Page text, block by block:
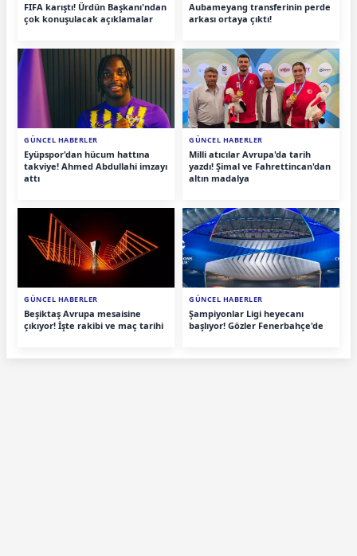
FIFA karıştı! Ürdün Başkanı'ndan
çok konuşulacak açıklamalar
Aubameyang transferinin perde
arkası ortaya çıktı!
GÜNCEL HABERLER
Eyüpspor'dan hücum hattına
takviye! Ahmed Abdullahi imzayı
attı
GÜNCEL HABERLER
Milli atıcılar Avrupa'da tarih
yazdı! Şimal ve Fahrettincan'dan
altın madalya
GÜNCEL HABERLER
Beşiktaş Avrupa mesaisine
çıkıyor! İşte rakibi ve maç tarihi
GÜNCEL HABERLER
Şampiyonlar Ligi heyecanı
başlıyor! Gözler Fenerbahçe'de